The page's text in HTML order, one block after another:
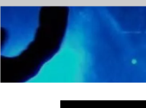
Salta
contenuto
Musica Rock, Metal, Punk e varie